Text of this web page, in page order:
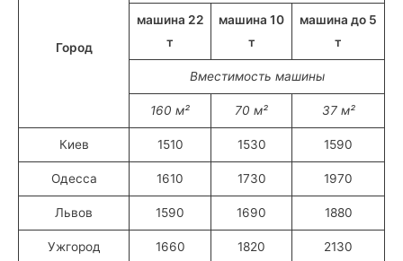
Город
машина 22
т
машина 10
т
машина до 5
т
Вместимость машины
160 м² 70 м² 37 м²
Киев 1510 1530 1590
Одесса 1610 1730 1970
Львов 1590 1690 1880
Ужгород 1660 1820 2130